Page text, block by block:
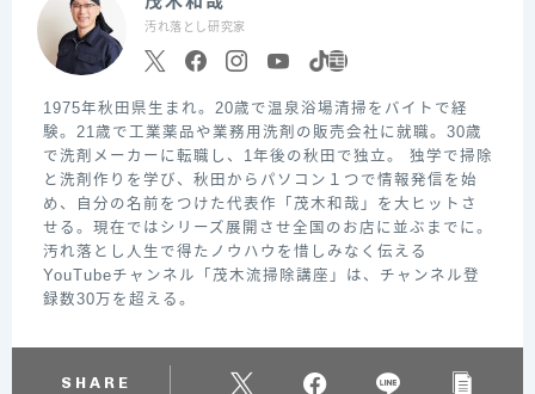
汚れ落とし研究家
1975年秋田県生まれ。20歳で温泉浴場清掃をバイトで経
験。21歳で工業薬品や業務用洗剤の販売会社に就職。30歳
で洗剤メーカーに転職し、1年後の秋田で独立。 独学で掃除
と洗剤作りを学び、秋田からパソコン１つで情報発信を始
め、自分の名前をつけた代表作「茂木和哉」を大ヒットさ
せる。現在ではシリーズ展開させ全国のお店に並ぶまでに。
汚れ落とし人生で得たノウハウを惜しみなく伝える
YouTubeチャンネル「茂木流掃除講座」は、チャンネル登
録数30万を超える。
SHARE